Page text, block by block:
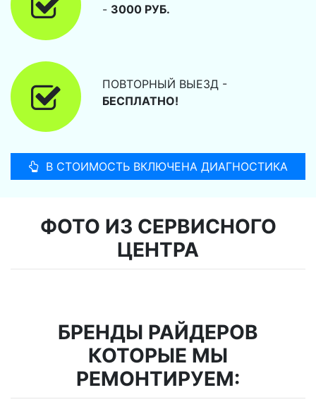
- 3000 РУБ.
ПОВТОРНЫЙ ВЫЕЗД -
БЕСПЛАТНО!
В СТОИМОСТЬ ВКЛЮЧЕНА ДИАГНОСТИКА
ФОТО ИЗ СЕРВИСНОГО
ЦЕНТРА
БРЕНДЫ РАЙДЕРОВ
КОТОРЫЕ МЫ
РЕМОНТИРУЕМ: